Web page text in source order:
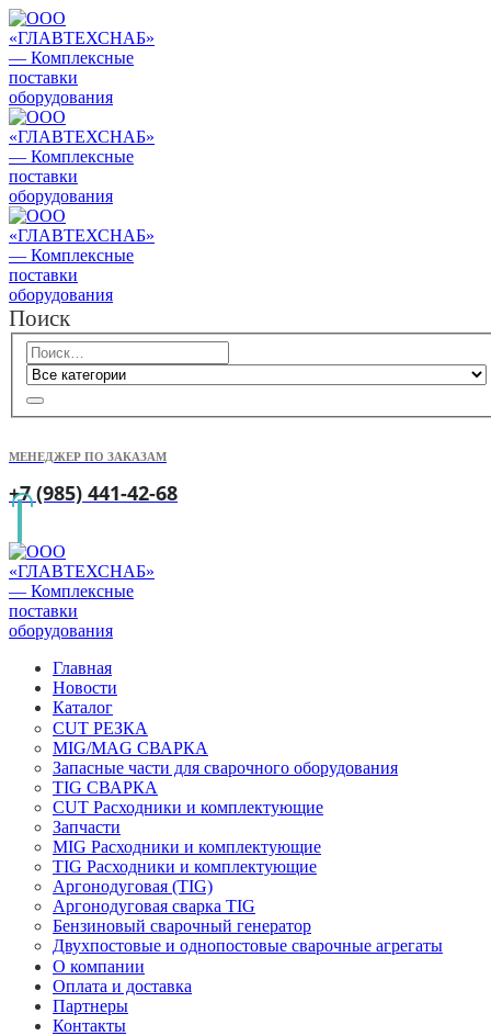
Поиск
МЕНЕДЖЕР ПО ЗАКАЗАМ
+7 (985) 441-42-68
Главная
Новости
Каталог
CUT РЕЗКА
MIG/MAG СВАРКА
Запасные части для сварочного оборудования
TIG СВАРКА
CUT Расходники и комплектующие
Запчасти
MIG Расходники и комплектующие
TIG Расходники и комплектующие
Аргонодуговая (TIG)
Аргонодуговая сварка TIG
Бензиновый сварочный генератор
Двухпостовые и однопостовые сварочные агрегаты
О компании
Оплата и доставка
Партнеры
Контакты